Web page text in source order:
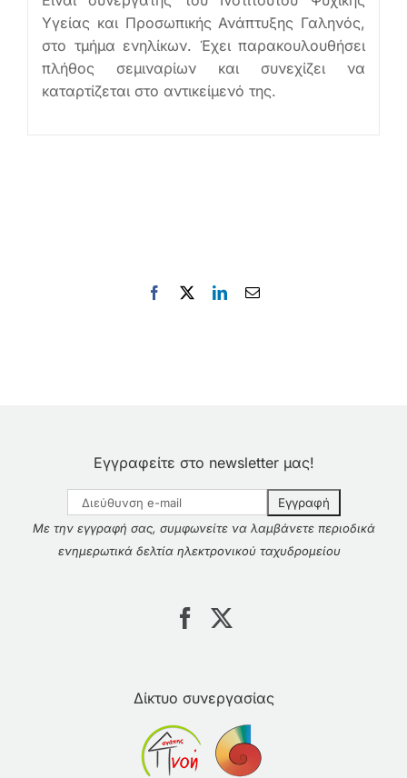
Υγείας και Προσωπικής Ανάπτυξης Γαληνός,
στο τμήμα ενηλίκων. Έχει παρακουλουθήσει
πλήθος σεμιναρίων και συνεχίζει να
καταρτίζεται στο αντικείμενό της.
Facebook LinkedInEmail
Εγγραφείτε στο newsletter μας!
Με την εγγραφή σας, συμφωνείτε να λαμβάνετε περιοδικά
ενημερωτικά δελτία ηλεκτρονικού ταχυδρομείου
Δίκτυο συνεργασίας